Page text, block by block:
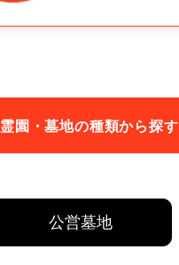
霊園・墓地の種類から探す
公営墓地